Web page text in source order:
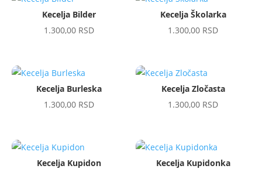
Kecelja Bilder
1.300,00 RSD
Kecelja Školarka
1.300,00 RSD
Kecelja Burleska
1.300,00 RSD
Kecelja Zločasta
1.300,00 RSD
Kecelja Kupidon
Kecelja Kupidonka